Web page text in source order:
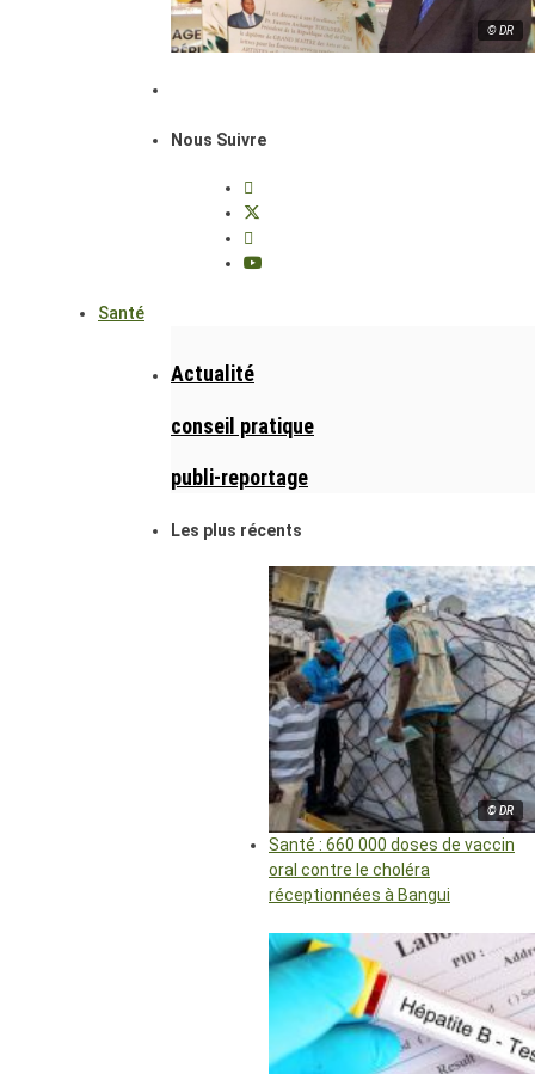
© DR
Nous Suivre
Santé
Actualité
conseil pratique
publi-reportage
Les plus récents
© DR
Santé : 660 000 doses de vaccin
oral contre le choléra
réceptionnées à Bangui